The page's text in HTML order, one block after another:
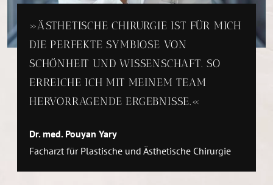
ÄSTHETISCHE CHIRURGIE IST FÜR MICH
DIE PERFEKTE SYMBIOSE VON
SCHÖNHEIT UND WISSENSCHAFT. SO
ERREICHE ICH MIT MEINEM TEAM
HERVORRAGENDE ERGEBNISSE.
Dr. med. Pouyan Yary
Facharzt für Plastische und Ästhetische Chirurgie